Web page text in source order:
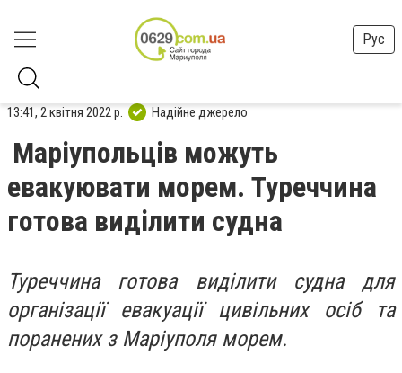
Рус
13:41, 2 квітня 2022 р. Надійне джерело
Маріупольців можуть
евакуювати морем. Туреччина
готова виділити судна
Туреччина готова виділити судна для
організації евакуації цивільних осіб та
поранених з Маріуполя морем.